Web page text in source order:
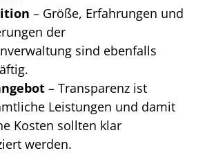
– Größe, Erfahrungen und
der
sind ebenfalls
– Transparenz ist
Leistungen und damit
Kosten sollten klar
werden.